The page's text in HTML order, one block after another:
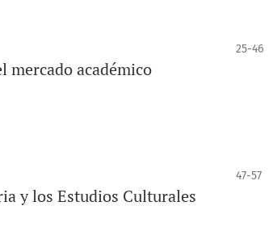
25-46
mercado académico
47-57
y los Estudios Culturales